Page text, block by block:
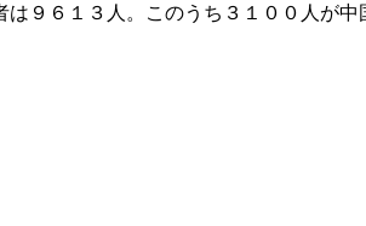
９６１３人。このうち３１００人が